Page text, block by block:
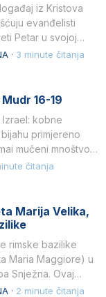
iz Kristova
evanđelisti
Petar u svojoj
· 3 minute čitanja
16-19
Izrael: kobne
primjereno
mučeni mnoštvom
čitanja
Marija Velika,
rimske bazilike
Maria Maggiore) u
Snježna. Ovaj
· 2 minute čitanja